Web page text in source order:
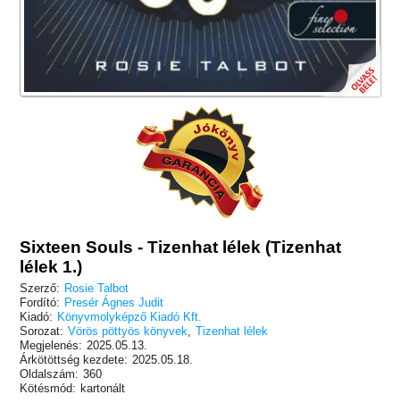
Sixteen Souls - Tizenhat lélek (Tizenhat
lélek 1.)
Szerző: Rosie Talbot
Fordító: Presér Ágnes Judit
Kiadó: Könyvmolyképző Kiadó Kft.
Sorozat: Vörös pöttyös könyvek
Tizenhat lélek
Megjelenés: 2025.05.13.
Árkötöttség kezdete: 2025.05.18.
Oldalszám: 360
Kötésmód: kartonált